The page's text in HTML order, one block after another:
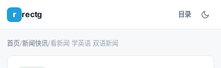
r rectg 目录
首页/新闻快讯/看新闻 学英语 双语新闻